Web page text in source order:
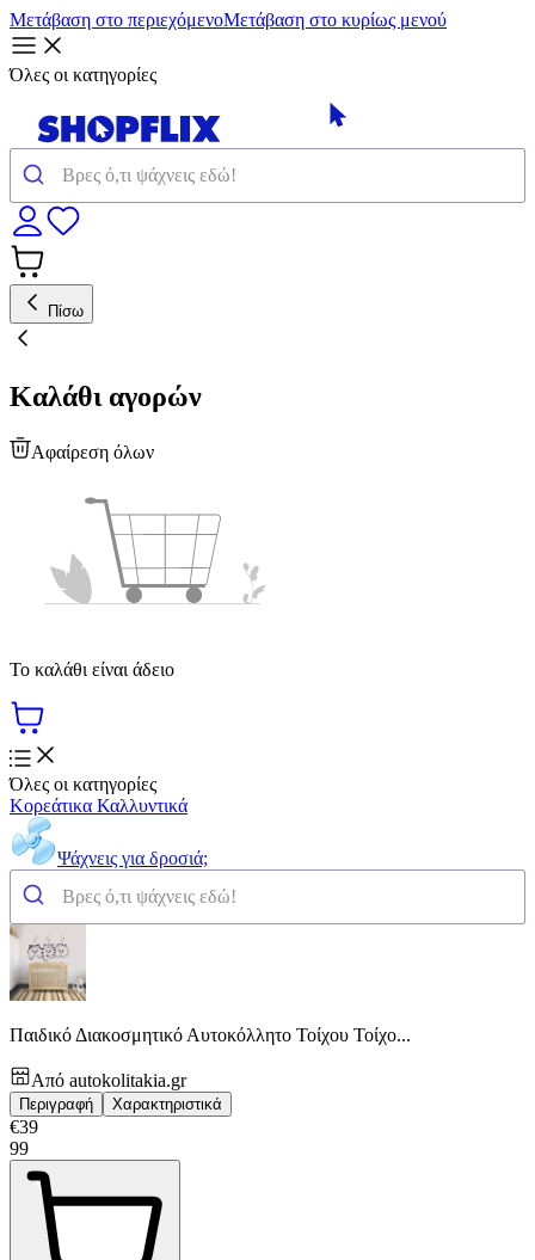
Μετάβαση στο περιεχόμενοΜετάβαση στο κυρίως μενού
Όλες οι κατηγορίες
Πίσω
Καλάθι αγορών
Αφαίρεση όλων
Το καλάθι είναι άδειο
Όλες οι κατηγορίες
Κορεάτικα Καλλυντικά
Ψάχνεις για δροσιά;
Παιδικό Διακοσμητικό Αυτοκόλλητο Τοίχου Τοίχο...
Από autokolitakia.gr
Περιγραφή Χαρακτηριστικά
€39
99